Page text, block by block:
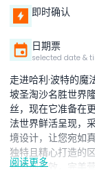
即时确认
日期票
selected date &
走进哈利·波特的魔
坡圣淘沙名胜世界
丝，现在它准备在
法世界鲜活呈现，
境设计，让您宛如
独特且精心打造的
和原创音效，完美
阅读更多